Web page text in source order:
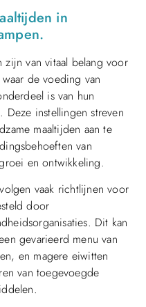
in
van vitaal belang voor
de voeding van
is van hun
instellingen streven
maaltijden aan te
van
en ontwikkeling.
vaak richtlijnen voor
door
Dit kan
gevarieerd menu van
en magere eiwitten
van toegevoegde